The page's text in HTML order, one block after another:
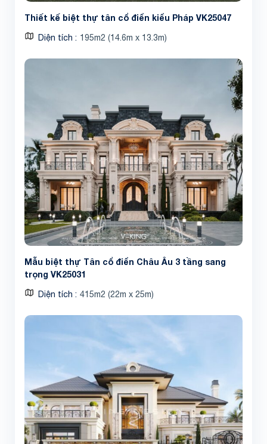
Thiết kế biệt thự tân cổ điển kiểu Pháp VK25047
Diện tích 195m2 (14.6m x 13.3m)
Mẫu biệt thự Tân cổ điển Châu Âu 3 tầng sang
trọng VK25031
Diện tích 415m2 (22m x 25m)